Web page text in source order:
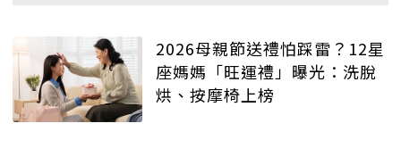
2026母親節送禮怕踩雷？12星
座媽媽「旺運禮」曝光：洗脫
烘、按摩椅上榜